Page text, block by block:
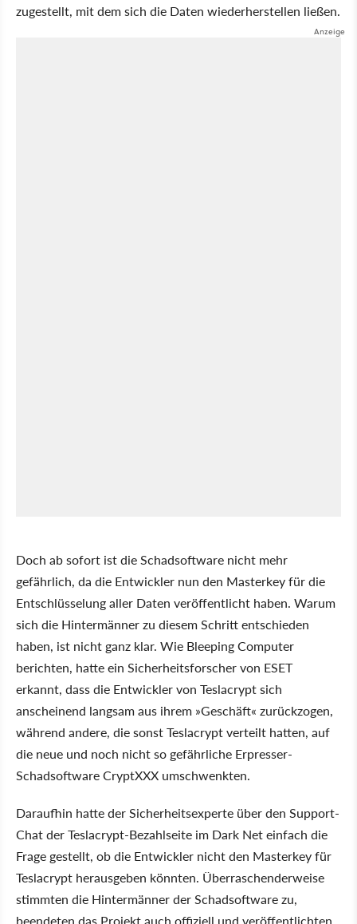
zugestellt, mit dem sich die Daten wiederherstellen ließen.
Doch ab sofort ist die Schadsoftware nicht mehr
gefährlich, da die Entwickler nun den Masterkey für die
Entschlüsselung aller Daten veröffentlicht haben. Warum
sich die Hintermänner zu diesem Schritt entschieden
haben, ist nicht ganz klar. Wie Bleeping Computer
berichten, hatte ein Sicherheitsforscher von ESET
erkannt, dass die Entwickler von Teslacrypt sich
anscheinend langsam aus ihrem »Geschäft« zurückzogen,
während andere, die sonst Teslacrypt verteilt hatten, auf
die neue und noch nicht so gefährliche Erpresser-
Schadsoftware CryptXXX umschwenkten.
Daraufhin hatte der Sicherheitsexperte über den Support-
Chat der Teslacrypt-Bezahlseite im Dark Net einfach die
Frage gestellt, ob die Entwickler nicht den Masterkey für
Teslacrypt herausgeben könnten. Überraschenderweise
stimmten die Hintermänner der Schadsoftware zu,
beendeten das Projekt auch offiziell und veröffentlichten